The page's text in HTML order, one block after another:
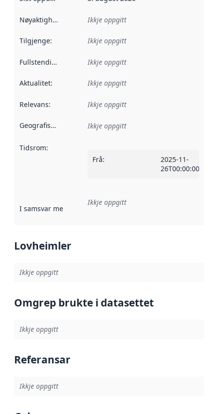
Nøyaktigheit Ikkje oppgitt
Tilgjenge: Ikkje oppgitt
Fullstendigheit Ikkje oppgitt
Aktualitet: Ikkje oppgitt
Relevans: Ikkje oppgitt
Geografisk område Ikkje oppgitt
Tidsrom:
Frå:
2025-11-
26T00:00:00Z
I samsvar med Referanse til ei implementeringsregel eller
Ikkje oppgitt
Lovheimler
Ikkje oppgitt
Omgrep brukte i datasettet
Ikkje oppgitt
Referansar
Ikkje oppgitt